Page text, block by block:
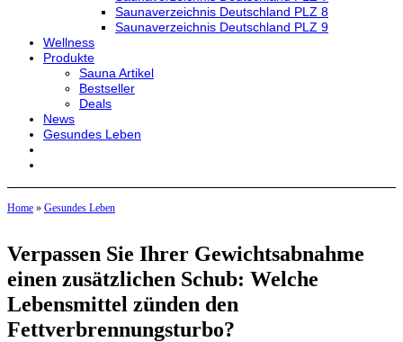
Saunaverzeichnis Deutschland PLZ 8
Saunaverzeichnis Deutschland PLZ 9
Wellness
Produkte
Sauna Artikel
Bestseller
Deals
News
Gesundes Leben
Home » Gesundes Leben
Verpassen Sie Ihrer Gewichtsabnahme
einen zusätzlichen Schub: Welche
Lebensmittel zünden den
Fettverbrennungsturbo?